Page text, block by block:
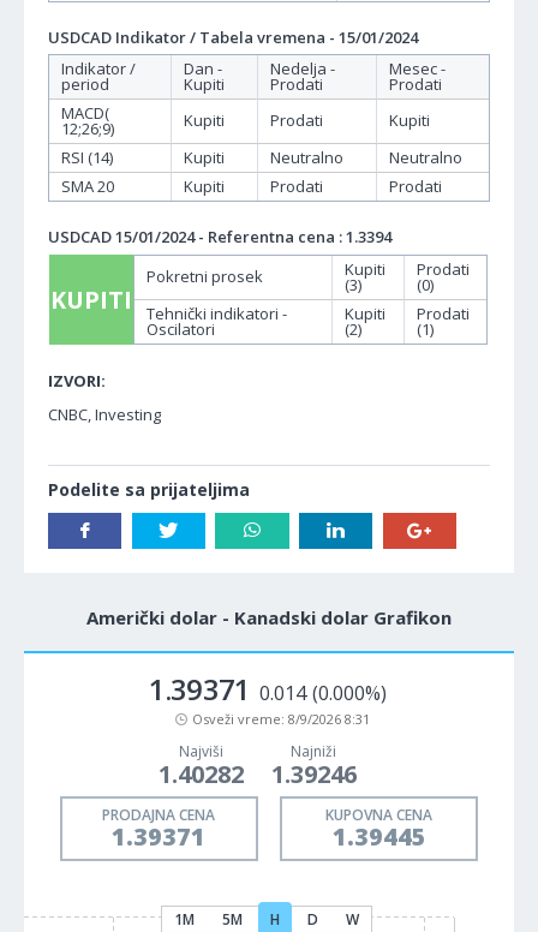
USDCAD Indikator / Tabela vremena - 15/01/2024
Indikator /
period
Dan -
Kupiti
Nedelja -
Prodati
Mesec -
Prodati
MACD(
12;26;9) Kupiti Prodati
Kupiti
RSI (14)
Kupiti Neutralno
Neutralno
SMA 20
Kupiti Prodati Prodati
USDCAD 15/01/2024 - Referentna cena : 1.3394
KUPITI
Pokretni prosek Kupiti
(3)
Prodati
(0)
Tehnički indikatori -
Oscilatori
Kupiti
(2)
Prodati
(1)
IZVORI:
CNBC, Investing
Podelite sa prijateljima
Američki dolar - Kanadski dolar Grafikon
1.39371 0.014 (0.000%)
Osveži vreme: 8/9/2026 8:31
Najviši
1.40282
Najniži
1.39246
PRODAJNA CENA
1.39371
KUPOVNA CENA
1.39445
1M 5M H D W